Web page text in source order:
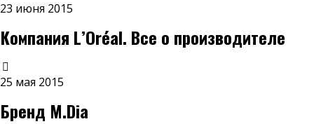
23 июня 2015
Компания L’Oréal. Все о производителе
25 мая 2015
Бренд M.Dia